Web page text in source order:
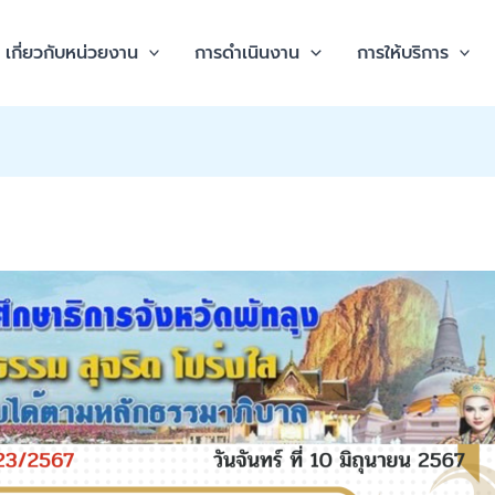
เกี่ยวกับหน่วยงาน การดำเนินงาน การให้บริการ